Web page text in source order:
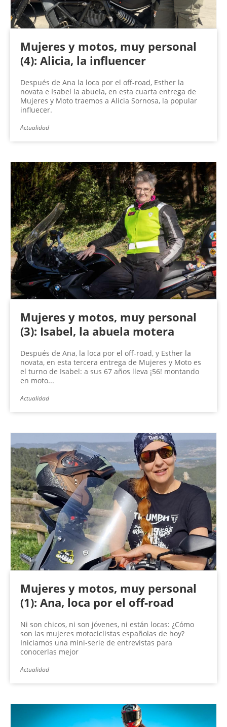
Mujeres y motos, muy personal
(4): Alicia, la influencer
Después de Ana la loca por el off-road, Esther la
novata e Isabel la abuela, en esta cuarta entrega de
Mujeres y Moto traemos a Alicia Sornosa, la popular
influecer.
Actualidad
Mujeres y motos, muy personal
(3): Isabel, la abuela motera
Después de Ana, la loca por el off-road, y Esther la
novata, en esta tercera entrega de Mujeres y Moto es
el turno de Isabel: a sus 67 años lleva ¡56! montando
en moto...
Actualidad
Mujeres y motos, muy personal
(1): Ana, loca por el off-road
Ni son chicos, ni son jóvenes, ni están locas: ¿Cómo
son las mujeres motociclistas españolas de hoy?
Iniciamos una mini-serie de entrevistas para
conocerlas mejor
Actualidad